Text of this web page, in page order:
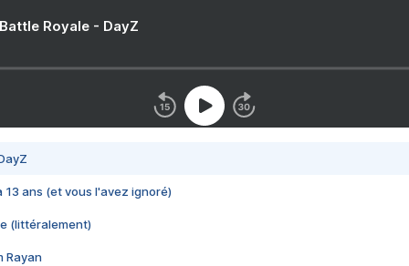
Royale - DayZ
13 ans (et vous l'avez ignoré)
(littéralement)
Rayan